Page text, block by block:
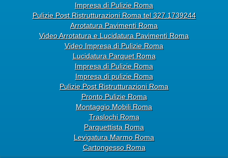
Impresa di Pulizie Roma
Pulizie Post Ristrutturazioni Roma tel 327.1739244
Arrotatura Pavimenti Roma
Video Arrotatura e Lucidatura Pavimenti Roma
Video Impresa di Pulizie Roma
Lucidatura Parquet Roma
Impresa di Pulizie Roma
Impresa di pulizie Roma
Pulizie Post Ristrutturazioni Roma
Pronto Pulizie Roma
Montaggio Mobili Roma
Traslochi Roma
Parquettista Roma
Levigatura Marmo Roma
Cartongesso Roma